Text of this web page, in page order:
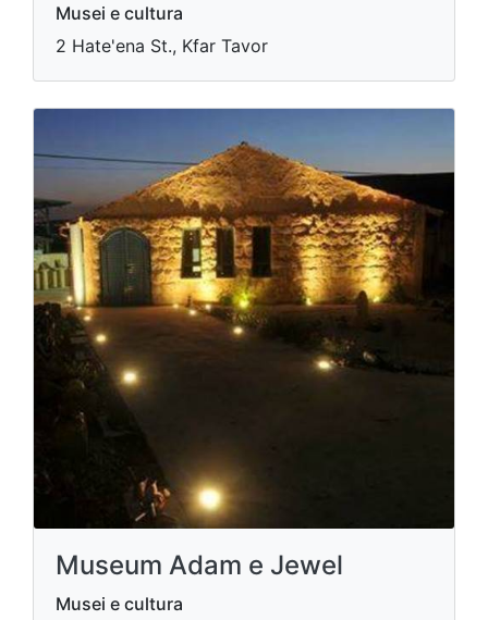
Musei e cultura
2 Hate'ena St., Kfar Tavor
Museum Adam e Jewel
Musei e cultura